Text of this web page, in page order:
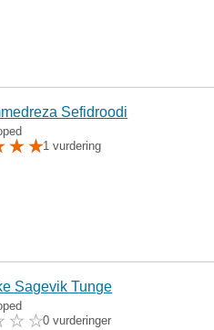
Sefidroodi
1 vurdering
Sagevik Tunge
0 vurderinger